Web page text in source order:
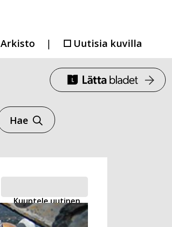
Arkisto Uutisia kuvilla
Hae
Kuuntele uutinen